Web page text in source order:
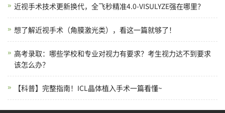
近视手术技术更新换代，全飞秒精准4.0-VISULYZE强在哪里？
想了解近视手术（角膜激光类），看这一篇就够了！
高考录取：哪些学校和专业对视力有要求？考生视力达不到要求
该怎么办？
【科普】完整指南！ICL晶体植入手术一篇看懂~